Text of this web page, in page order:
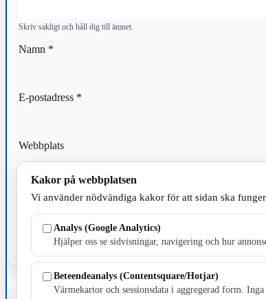
Skriv sakligt och håll dig till ämnet.
Namn *
E-postadress *
Webbplats
Spara mitt namn, min e-postadress och webbplats i
Fristående webbtidningsföretag grundat 1991 som
Kakor på webbplatsen
Vi använder nödvändiga kakor för att sidan ska
Analys (Google Analytics)
Hjälper oss se sidvisningar, navigering och hur
Beteendeanalys (Contentsquare/Hotjar)
Värmekartor och sessionsdata i aggregerad form.